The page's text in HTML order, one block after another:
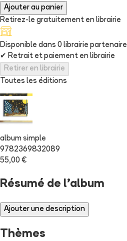
Ajouter au panier
Retirez-le gratuitement en librairie
Disponible dans 0 librairie partenaire
✔ Retrait et paiement en librairie
Retirer en librairie
Toutes les éditions
album simple
9782369832089
55,00 €
Résumé de l'album
Ajouter une description
Thèmes